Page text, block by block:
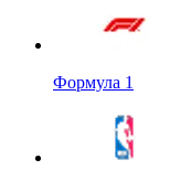
Формула 1